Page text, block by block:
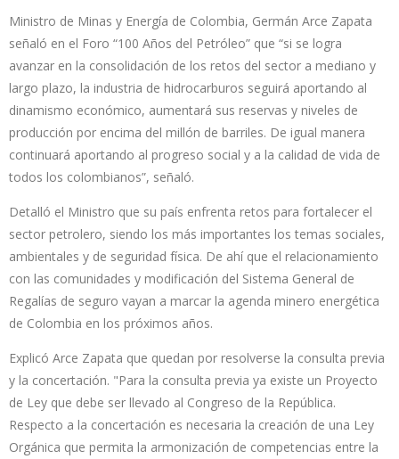
Ministro de Minas y Energía de Colombia, Germán Arce Zapata
señaló en el Foro “100 Años del Petróleo” que “si se logra
avanzar en la consolidación de los retos del sector a mediano y
largo plazo, la industria de hidrocarburos seguirá aportando al
dinamismo económico, aumentará sus reservas y niveles de
producción por encima del millón de barriles. De igual manera
continuará aportando al progreso social y a la calidad de vida de
todos los colombianos”, señaló.
Detalló el Ministro que su país enfrenta retos para fortalecer el
sector petrolero, siendo los más importantes los temas sociales,
ambientales y de seguridad física. De ahí que el relacionamiento
con las comunidades y modificación del Sistema General de
Regalías de seguro vayan a marcar la agenda minero energética
de Colombia en los próximos años.
Explicó Arce Zapata que quedan por resolverse la consulta previa
y la concertación. "Para la consulta previa ya existe un Proyecto
de Ley que debe ser llevado al Congreso de la República.
Respecto a la concertación es necesaria la creación de una Ley
Orgánica que permita la armonización de competencias entre la